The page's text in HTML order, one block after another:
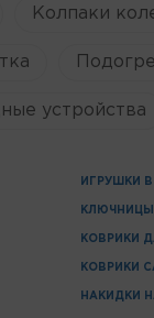
Колпаки
устройства
ИГРУШКИ
КОВРИКИ
КОВРИКИ
НАКИДКИ